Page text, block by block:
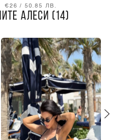
€26 / 50.85 ЛВ.
АЛЕСИ (14)